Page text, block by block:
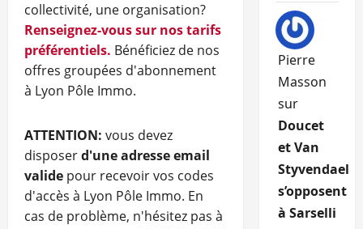
collectivité, une organisation?
Renseignez-vous sur nos tarifs
préférentiels. Bénéficiez de nos
offres groupées d'abonnement
à Lyon Pôle Immo.
ATTENTION: vous devez
disposerd'une adresse email
valide pour recevoir vos codes
d'accès à Lyon Pôle Immo. En
cas de problème, n'hésitez pas à
Pierre
Masson
sur
Doucet
et Van
Styvendael
s’opposent
à Sarselli